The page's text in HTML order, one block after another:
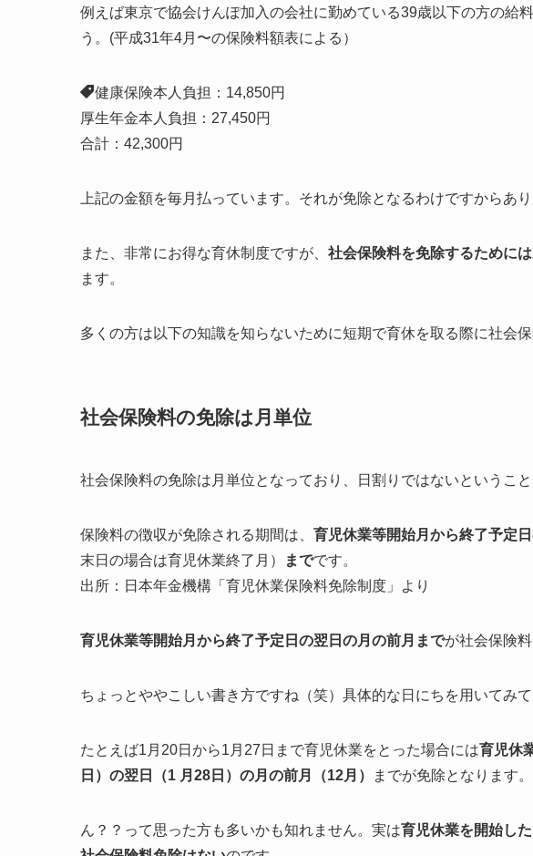
例えば東京で協会けんぽ加入の会社に勤めている39歳以下の方の給
う。(平成31年4月〜の保険料額表による）
健康保険本人負担：14,850円
厚生年金本人負担：27,450円
合計：42,300円
上記の金額を毎月払っています。それが免除となるわけですからあ
また、非常にお得な育休制度ですが、 社会保険料を免除するために
ます。
多くの方は以下の知識を知らないために短期で育休を取る際に社会
社会保険料の免除は月単位
社会保険料の免除は月単位となっており、日割りではないということ
保険料の徴収が免除される期間は、 育児休業等開始月から終了予定
末日の場合は育児休業終了月）
までです。
出所：日本年金機構「育児休業保険料免除制度」より
育児休業等開始月から終了予定日の翌日の月の前月までが社会保険
ちょっとややこしい書き方ですね（笑）具体的な日にちを用いてみて
たとえば1月20日から1月27日まで育児休業をとった場合には育児休
日）の翌日（1 月28日） の月の前月（12月） までが免除となります。
ん？？って思った方も多いかも知れません。実は育児休業を開始し